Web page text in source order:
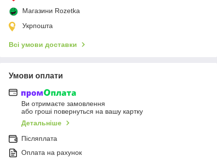
Магазини Rozetka
Укрпошта
Всі умови доставки
Умови оплати
Ви отримаєте замовлення
або гроші повернуться на вашу картку
Детальніше
Післяплата
Оплата на рахунок